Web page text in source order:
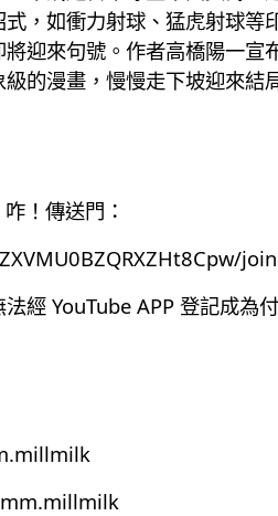
，如衝力射球、猛虎射球等
迎來句號。作者高橋陽一
的漫畫，慢慢走下坡迎來
！傳送門：
join
經 YouTube APP 登記成為